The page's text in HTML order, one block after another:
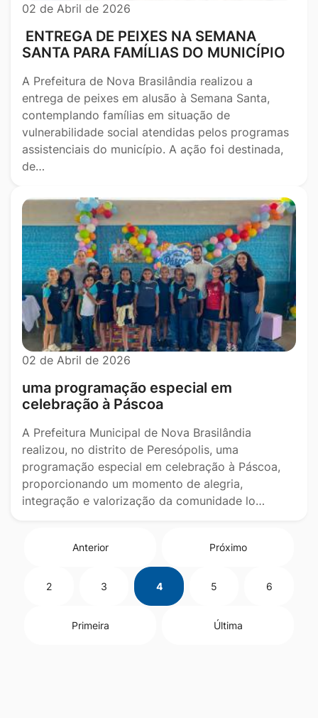
02 de Abril de 2026
ENTREGA DE PEIXES NA SEMANA
SANTA PARA FAMÍLIAS DO MUNICÍPIO
A Prefeitura de Nova Brasilândia realizou a
entrega de peixes em alusão à Semana Santa,
contemplando famílias em situação de
vulnerabilidade social atendidas pelos programas
assistenciais do município. A ação foi destinada,
de…
02 de Abril de 2026
uma programação especial em
celebração à Páscoa
A Prefeitura Municipal de Nova Brasilândia
realizou, no distrito de Peresópolis, uma
programação especial em celebração à Páscoa,
proporcionando um momento de alegria,
integração e valorização da comunidade lo…
Primeira
Anterior
2 3 4 5 6
Próximo
Última